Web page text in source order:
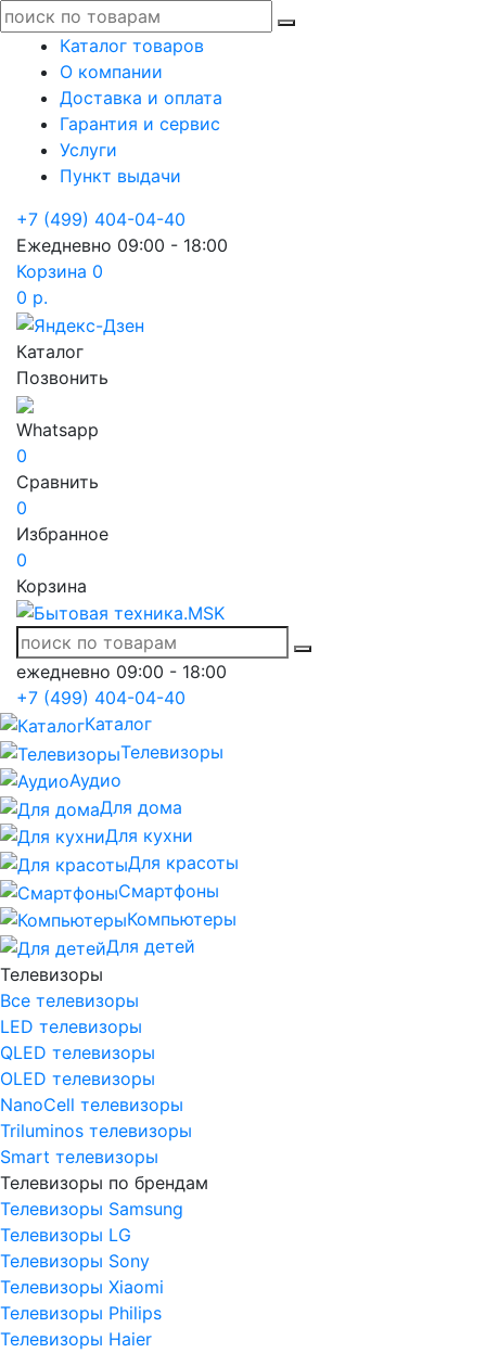
Каталог товаров
О компании
Доставка и оплата
Гарантия и сервис
Услуги
Пункт выдачи
+7 (499) 404-04-40
Ежедневно 09:00 - 18:00
Корзина 0
0 р.
Каталог
Позвонить
Whatsapp
0
Сравнить
0
Избранное
0
Корзина
ежедневно 09:00 - 18:00
+7 (499) 404-04-40
Каталог
Телевизоры
Аудио
Для дома
Для кухни
Для красоты
Смартфоны
Компьютеры
Для детей
Телевизоры
Все телевизоры
LED телевизоры
QLED телевизоры
OLED телевизоры
NanoCell телевизоры
Triluminos телевизоры
Smart телевизоры
Телевизоры по брендам
Телевизоры Samsung
Телевизоры LG
Телевизоры Sony
Телевизоры Xiaomi
Телевизоры Philips
Телевизоры Haier